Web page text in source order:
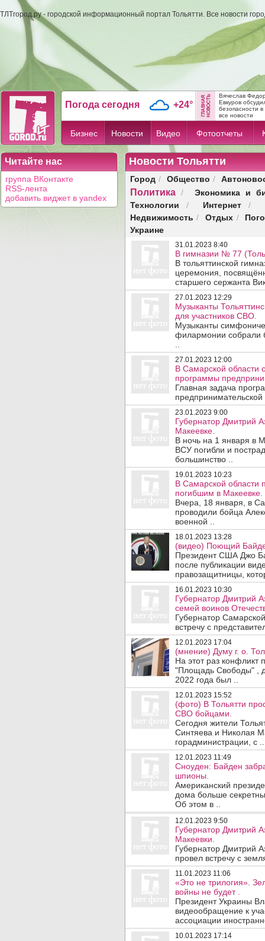
ТЛТгород.ру - городской информационный портал Тольятти. Все новости
Погода сегодня +24°
Вячеслав
Евкуров
безопасности в
все новости
Бизнес Новости Видео Фотоотчеты
Читайте нас
группа ВКонтакте
RSS-лента
добавить виджет в yandex
Новости Тольятти
Город / Общество /
Политика /
Экономика и
Технологии / Интернет/
Недвижимость / Отдых /
Украине
31.01.2023 8:40
В гимназии № 77
В тольяттинской
церемония,
старшего сержанта
27.01.2023 12:29
Музыканты
для участников СВО.
Музыканты
филармонии собрали
27.01.2023 12:00
В Самарской области
программы
Главная задача
предпринимательской
23.01.2023 9:00
Губернатор Дмитрий
Макеевке.
В ночь на 1 января в
ВСУ погибли и
большинство ..
19.01.2023 10:23
В Самарской области
погибшим в Макеевке.
Вчера, 18 января, в
проводили бойца
военной ..
18.01.2023 13:28
(видео) Поющий
Президент США Джо
после публикации
правозащитницы,
16.01.2023 10:30
Губернатор Дмитрий
семей воинов
Губернатор
встречу с
12.01.2023 17:04
(мнение) Думу г. о.
На этот раз конфликт
"Площадь Свободы" ,
2022 года был ..
12.01.2023 15:52
(фото) В Тольятти
СВО бойцами.
Сегодня жители
Синтяева и Николая
горадминистрации, с ..
12.01.2023 11:49
Сноуден: Байден
шпионы.
Американский
дома больше
Об этом в ..
12.01.2023 9:50
Губернатор Дмитрий
Макеевки.
Губернатор Дмитрий
провел встречу с
11.01.2023 11:06
«Это не трилогия».
войны не будет .
Президент Украины
видеообращение к
ассоциации
10.01.2023 17:14